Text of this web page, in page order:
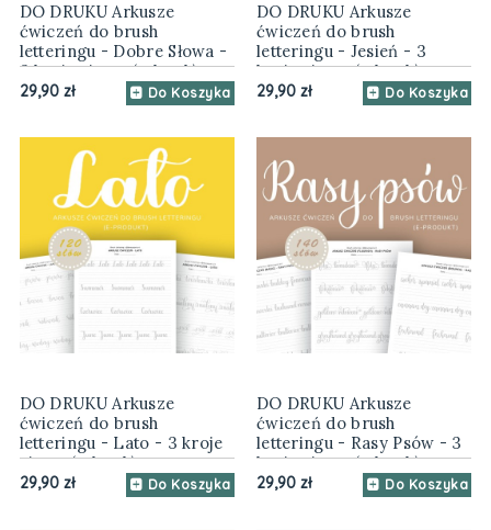
DO DRUKU Arkusze
ćwiczeń do brush
letteringu - Dobre Słowa -
3 kroje pisma (e-book)
29,90 zł Do Koszyka
DO DRUKU Arkusze
ćwiczeń do brush
letteringu - Jesień - 3
kroje pisma (e-book)
29,90 zł Do Koszyka
DO DRUKU Arkusze
ćwiczeń do brush
letteringu - Lato - 3 kroje
pisma (e-book)
29,90 zł Do Koszyka
DO DRUKU Arkusze
ćwiczeń do brush
letteringu - Rasy Psów - 3
kroje pisma (e-book)
29,90 zł Do Koszyka